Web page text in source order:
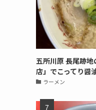
五所川原 長尾跡
店」でこってり醤
ラーメン